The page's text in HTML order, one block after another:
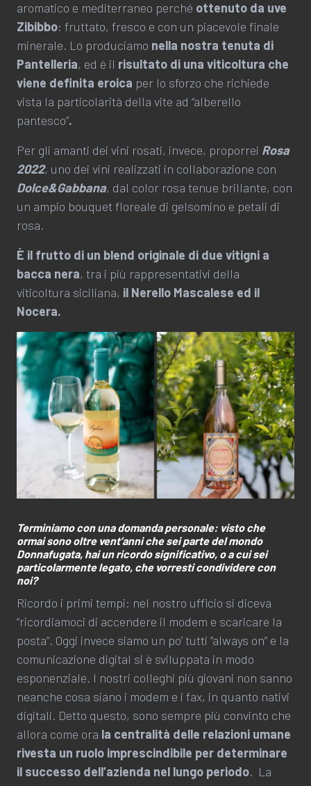
aromatico e mediterraneo perché ottenuto da uve
Zibibbo: fruttato, fresco e con un piacevole finale
minerale. Lo produciamo nella nostra tenuta di
Pantelleria, ed è il risultato di una viticoltura che
viene definita eroica per lo sforzo che richiede
vista la particolarità della vite ad “alberello
pantesco”.
Per gli amanti dei vini rosati, invece, proporrei Rosa
2022, uno dei vini realizzati in collaborazione con
Dolce&Gabbana, dal color rosa tenue brillante, con
un ampio bouquet floreale di gelsomino e petali di
rosa.
È il frutto di un blend originale di due vitigni a
bacca nera, tra i più rappresentativi della
viticoltura siciliana, il Nerello Mascalese ed il
Nocera.
Terminiamo con una domanda personale: visto che
ormai sono oltre vent’anni che sei parte del mondo
Donnafugata, hai un ricordo significativo, o a cui sei
particolarmente legato, che vorresti condividere con
noi?
Ricordo i primi tempi: nel nostro ufficio si diceva
“ricordiamoci di accendere il modem e scaricare la
posta”. Oggi invece siamo un po’ tutti “always on” e la
comunicazione digital si è sviluppata in modo
esponenziale. I nostri colleghi più giovani non sanno
neanche cosa siano i modem e i fax, in quanto nativi
digitali. Detto questo, sono sempre più convinto che
allora come ora la centralità delle relazioni umane
rivesta un ruolo imprescindibile per determinare
il successo dell’azienda nel lungo periodo. La